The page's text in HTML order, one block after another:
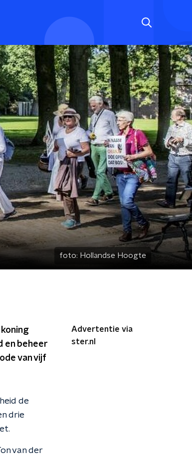
foto: Hollandse Hoogte
en beheer
van vijf
de
drie
van der
Advertentie via
ster.nl